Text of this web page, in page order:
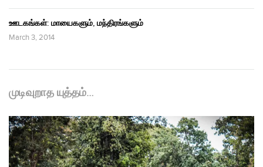
ஊடகங்கள்: மாயைகளும், மந்திரங்களும்
March 3, 2014
முடிவுறாத யுத்தம்…